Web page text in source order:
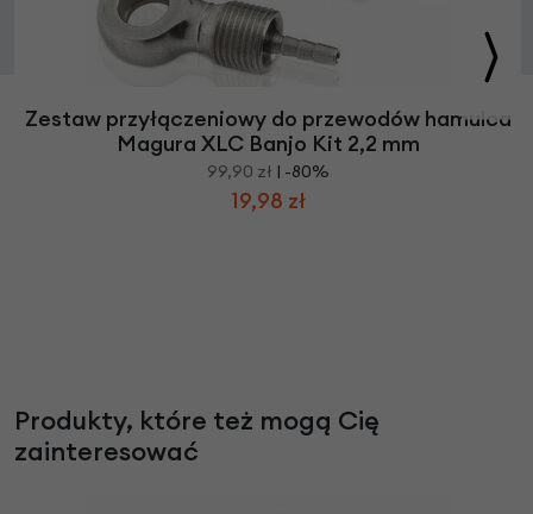
Zestaw przyłączeniowy do przewodów hamulca
Magura XLC Banjo Kit 2,2 mm
99,90 zł | -80%
19,98 zł
Produkty, które też mogą Cię
zainteresować